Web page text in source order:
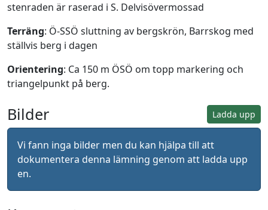
stenraden är raserad i S. Delvisövermossad
Terräng: Ö-SSÖ sluttning av bergskrön, Barrskog med
ställvis berg i dagen
Orientering: Ca 150 m ÖSÖ om topp markering och
triangelpunkt på berg.
Ladda upp
Bilder
Vi fann inga bilder men du kan hjälpa till att
dokumentera denna lämning genom att ladda upp
en.